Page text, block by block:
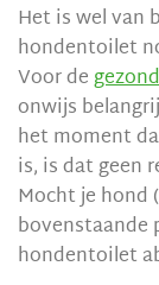
Het is wel van
hondentoilet
Voor de
onwijs
het moment
is, is dat geen
Mocht je hond
bovenstaande
hondentoilet